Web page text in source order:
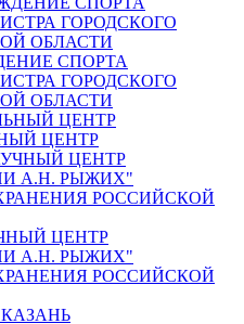
СПОРТА
ГОРОДСКОГО
ОБЛАСТИ
ЦЕНТР
ЦЕНТР
А.Н. РЫЖИХ"
РОССИЙСКОЙ